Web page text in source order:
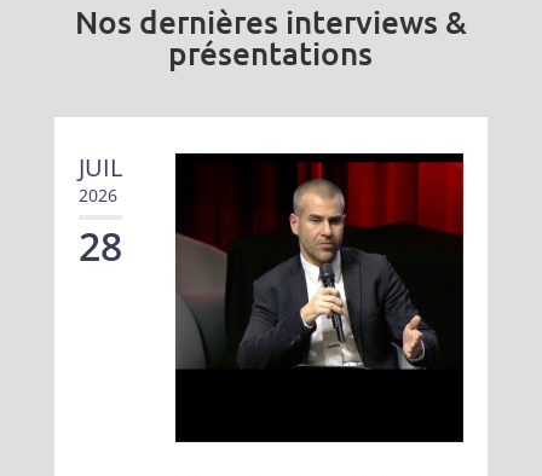
Nos dernières interviews &
présentations
JUIL
2026
28